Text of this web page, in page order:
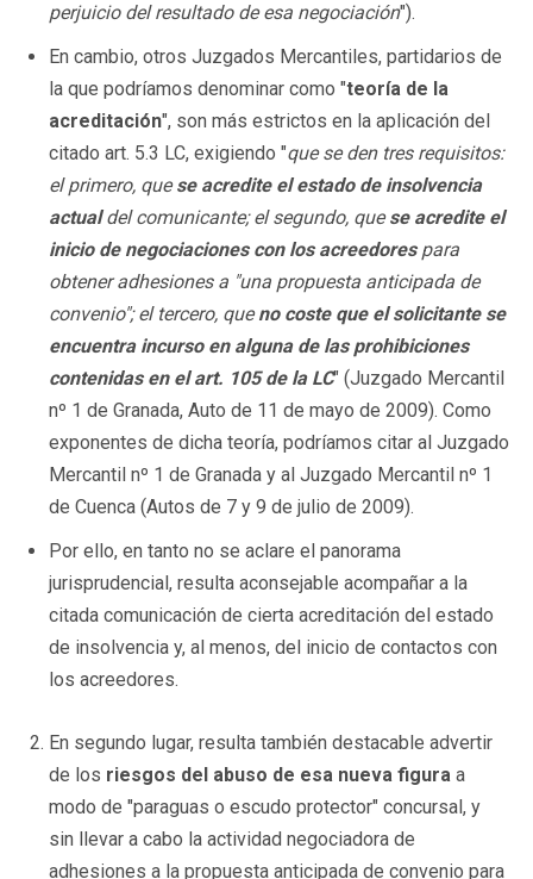
perjuicio del resultado de esa negociación").
En cambio, otros Juzgados Mercantiles, partidarios de
la que podríamos denominar como "teoría de la
acreditación", son más estrictos en la aplicación del
citado art. 5.3 LC, exigiendo "que se den tres requisitos:
el primero, quese acredite el estado de insolvencia
actualdel comunicante; el segundo, quese acredite el
inicio de negociaciones con los acreedorespara
obtener adhesiones a "una propuesta anticipada de
convenio"; el tercero, queno coste que el solicitante se
encuentra incurso en alguna de las prohibiciones
contenidas en el art. 105 de la LC" (Juzgado Mercantil
nº 1 de Granada, Auto de 11 de mayo de 2009). Como
exponentes de dicha teoría, podríamos citar al Juzgado
Mercantil nº 1 de Granada y al Juzgado Mercantil nº 1
de Cuenca (Autos de 7 y 9 de julio de 2009).
Por ello, en tanto no se aclare el panorama
jurisprudencial, resulta aconsejable acompañar a la
citada comunicación de cierta acreditación del estado
de insolvencia y, al menos, del inicio de contactos con
los acreedores.
En segundo lugar, resulta también destacable advertir
de los riesgos del abuso de esa nueva figura a
modo de "paraguas o escudo protector" concursal, y
sin llevar a cabo la actividad negociadora de
adhesiones a la propuesta anticipada de convenio para